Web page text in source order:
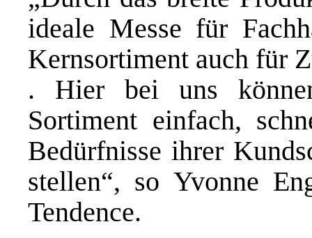
ideale Messe für
Kernsortiment auch für
. Hier bei uns
Sortiment einfach,
Bedürfnisse ihrer
stellen“, so Yvonne
Tendence.